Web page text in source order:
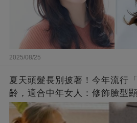
2025/08/25
夏天頭髮長別披著！今年流行
齡，適合中年女人：修飾臉型